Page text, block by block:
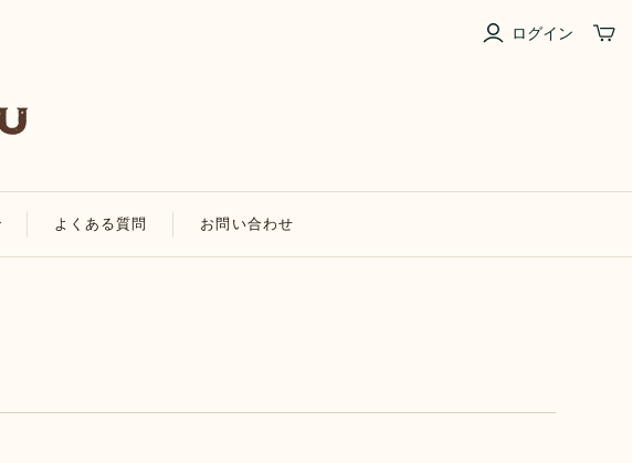
ログイン
て
いて
よくある質問 お問い合わせ